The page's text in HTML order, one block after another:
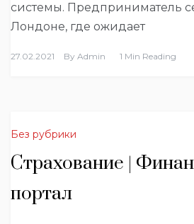
системы. Предприниматель
Лондоне, где ожидает
27.02.2021 By Admin 1 Min Reading
Без рубрики
Страхование |
портал